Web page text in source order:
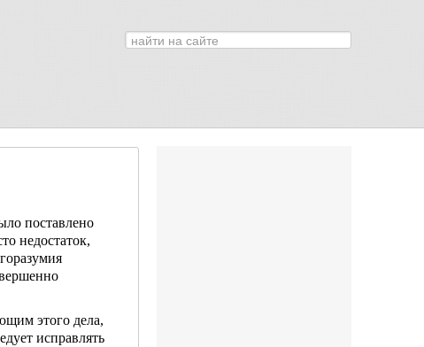
поставлено
недостаток,
этого дела,
исправ­лять